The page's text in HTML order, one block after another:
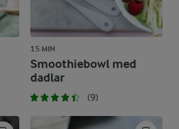
15 MIN
Smoothiebowl med
dadlar
(9)